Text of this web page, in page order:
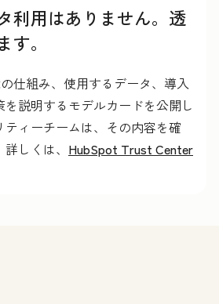
利用はありません。透
。
仕組み、使用するデータ、導入
説明するモデルカードを公開し
ティーチームは、その内容を確
しくは、 HubSpot Trust Center